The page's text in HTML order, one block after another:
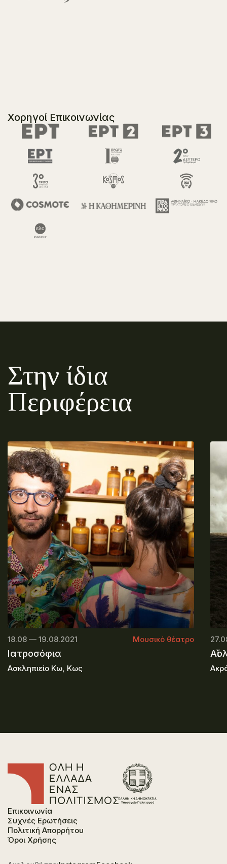
Χορηγοί Επικοινωνίας
Στην ίδια
Περιφέρεια
18.08 — 19.08.2021 Μουσικό θέατρο
Ιατροσόφια
Ασκληπιείο Κω, Κως
Επικοινωνία
Συχνές Ερωτήσεις
Πολιτική Απορρήτου
Όροι Χρήσης